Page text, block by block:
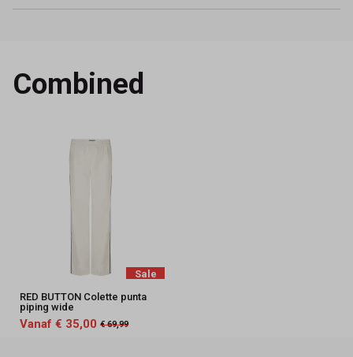
Combined
Sale
RED BUTTON Colette punta
piping wide
Vanaf € 35,00 € 69,99